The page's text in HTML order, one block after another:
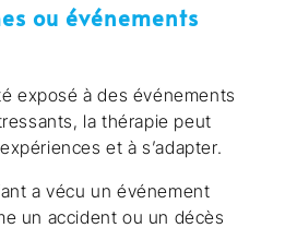
ou événements
exposé à des événements
la thérapie peut
et à s’adapter.
a vécu un événement
un accident ou un décès